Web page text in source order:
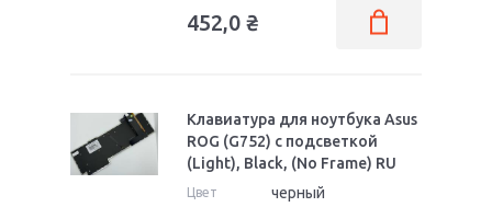
452,0 ₴
Клавиатура для ноутбука Asus
ROG (G752) с подсветкой
(Light), Black, (No Frame) RU
Цвет черный